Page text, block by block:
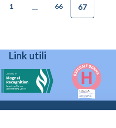
1 66 67
Link utili